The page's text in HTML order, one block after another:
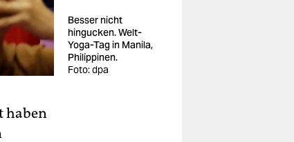
Besser nicht
hingucken. Welt-
Yoga-Tag in Manila,
Philippinen.
Foto: dpa
haben